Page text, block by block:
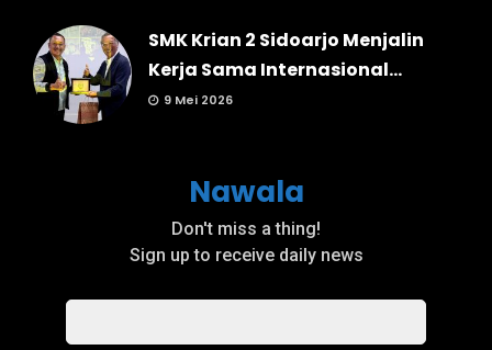
SMK Krian 2 Sidoarjo Menjalin
Kerja Sama Internasional...
9 Mei 2026
Nawala
Don't miss a thing!
Sign up to receive daily news